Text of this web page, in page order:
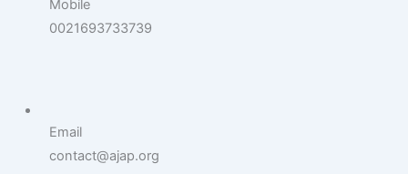
Mobile
0021693733739
Email
contact@ajap.org